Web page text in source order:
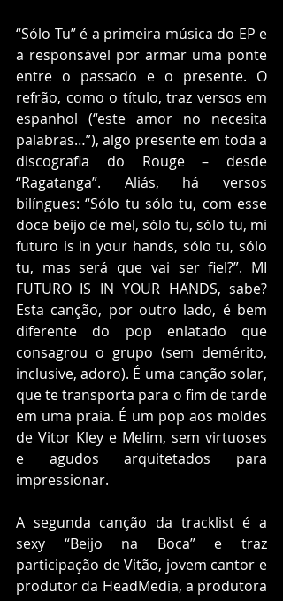
“Sólo Tu” é a primeira música do EP e
a responsável por armar uma ponte
entre o passado e o presente. O
refrão, como o título, traz versos em
espanhol (“este amor no necesita
palabras…”), algo presente em toda a
discografia do Rouge – desde
“Ragatanga”. Aliás, há versos
bilíngues: “Sólo tu sólo tu, com esse
doce beijo de mel, sólo tu, sólo tu, mi
futuro is in your hands, sólo tu, sólo
tu, mas será que vai ser fiel?”. MI
FUTURO IS IN YOUR HANDS, sabe?
Esta canção, por outro lado, é bem
diferente do pop enlatado que
consagrou o grupo (sem demérito,
inclusive, adoro). É uma canção solar,
que te transporta para o fim de tarde
em uma praia. É um pop aos moldes
de Vitor Kley e Melim, sem virtuoses
e agudos arquitetados para
impressionar.
A segunda canção da tracklist é a
sexy “Beijo na Boca” e traz
participação de Vitão, jovem cantor e
produtor da HeadMedia, a produtora